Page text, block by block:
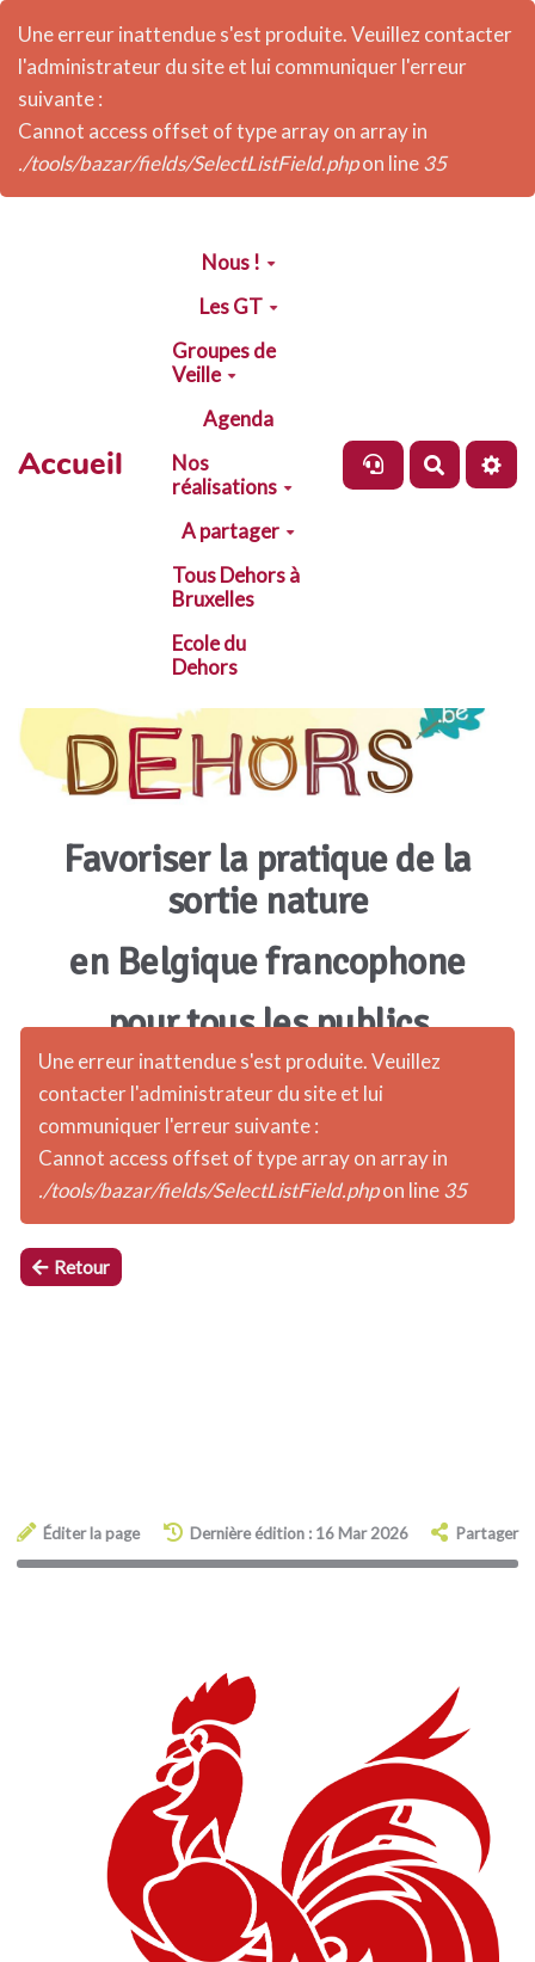
Une erreur inattendue s'est produite. Veuillez contacter
l'administrateur du site et lui communiquer l'erreur
suivante :
Cannot access offset of type array on array in
./tools/bazar/fields/SelectListField.phpon line35
Aller au contenu principal
Accueil
Nous !
Les GT
Groupes de
Veille
Agenda
Nos
réalisations
A partager
Tous Dehors à
Bruxelles
Ecole du
Dehors
Favoriser la pratique de la
sortie nature
en Belgique francophone
pour tous les publics
Une erreur inattendue s'est produite. Veuillez
contacter l'administrateur du site et lui
communiquer l'erreur suivante :
Cannot access offset of type array on array in
./tools/bazar/fields/SelectListField.phpon line35
Retour
Éditer la page Dernière édition : 16 Mar 2026 Partager